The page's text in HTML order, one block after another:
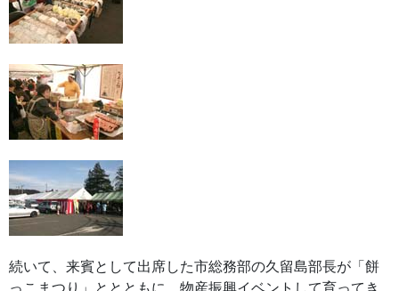
続いて、来賓として出席した市総務部の久留島部長が「餅
っこまつり」ととともに、物産振興イベントして育ってき